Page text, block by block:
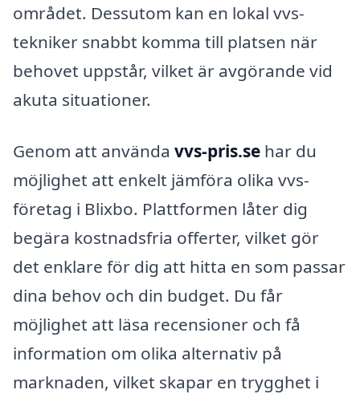
området. Dessutom kan en lokal vvs-
tekniker snabbt komma till platsen när
behovet uppstår, vilket är avgörande vid
akuta situationer.
Genom att använda vvs-pris.se har du
möjlighet att enkelt jämföra olika vvs-
företag i Blixbo. Plattformen låter dig
begära kostnadsfria offerter, vilket gör
det enklare för dig att hitta en som passar
dina behov och din budget. Du får
möjlighet att läsa recensioner och få
information om olika alternativ på
marknaden, vilket skapar en trygghet i